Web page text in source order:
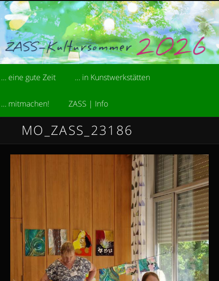
Zum
primären
Inhalt
springenZASS-Kultursommer
kreative Sommerakademie der Stiftung ZASS
… eine gute Zeit … in Kunstwerkstätten
… mitmachen! ZASS | Info
MO_ZASS_23186